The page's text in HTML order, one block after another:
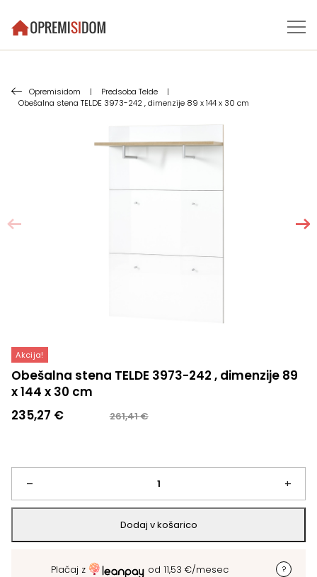
Opremisidom | Predsoba Telde
|
Obešalna stena TELDE 3973-242 , dimenzije 89 x 144 x 30 cm
Akcija!
Obešalna stena TELDE 3973-242 , dimenzije 89
x 144 x 30 cm
261,41€
Izvirna
bila:
261,41 €.
235,27 €
Trenutna
235,27 €.
–
Obešalna
stena
TELDE
+
Dodaj v košarico
Plačaj z od 11,53 €/mesec